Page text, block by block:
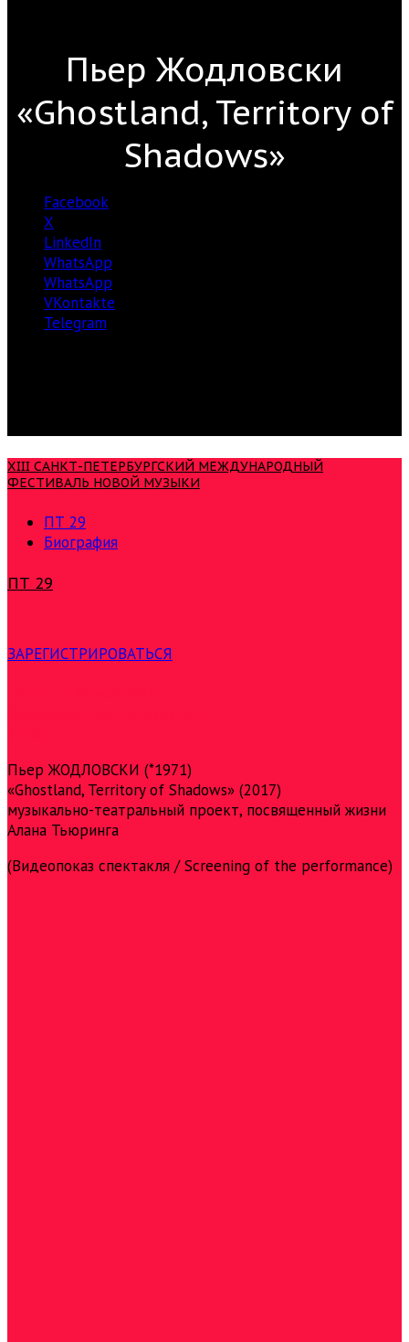
Пьер Жодловски
«Ghostland, Territory of
Shadows»
Facebook
X
LinkedIn
WhatsApp
WhatsApp
VKontakte
Telegram
XIII САНКТ-ПЕТЕРБУРГСКИЙ МЕЖДУНАРОДНЫЙ
ФЕСТИВАЛЬ НОВОЙ МУЗЫКИ
ПТ 29
Биография
ПТ 29
ЗАРЕГИСТРИРОВАТЬСЯ
Пьер ЖОДЛОВСКИ (*1971)
«Ghostland, Territory of Shadows» (2017)
музыкально-театральный проект, посвященный жизни
Алана Тьюринга
(Видеопоказ спектакля / Screening of the performance)